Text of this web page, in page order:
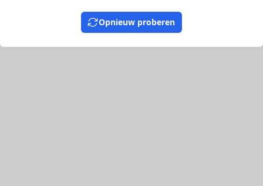
Opnieuw proberen